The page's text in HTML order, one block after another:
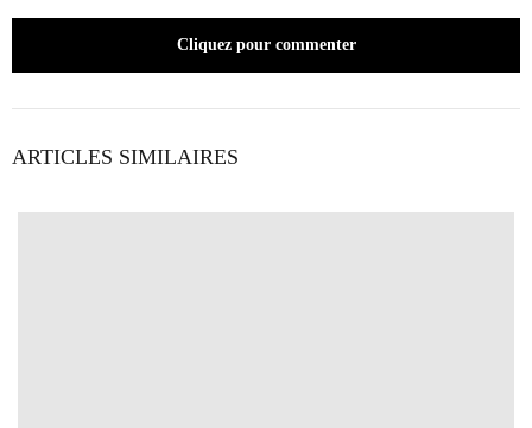
Cliquez pour commenter
ARTICLES SIMILAIRES